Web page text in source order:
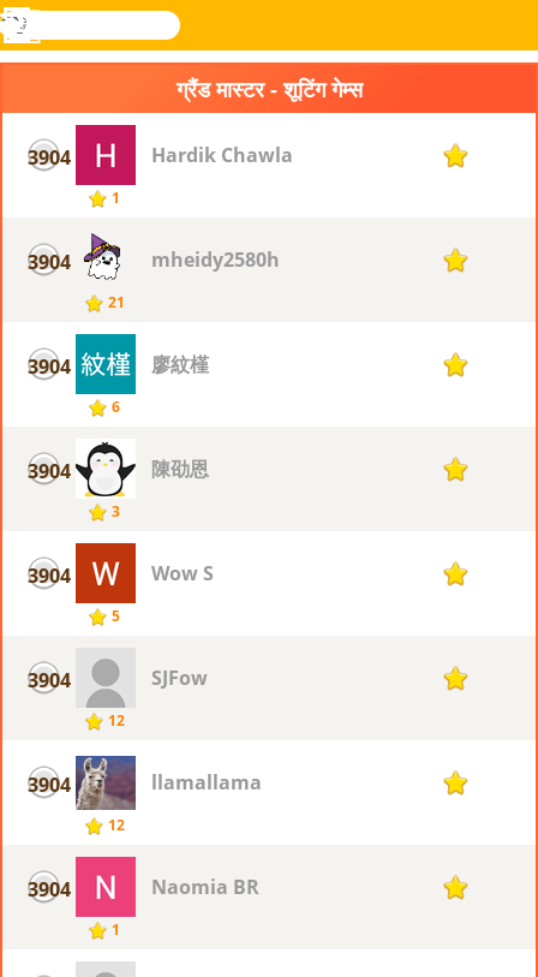
Novel
खोजे
लॉग
मेनू
ग्रैंड मास्टर - शूटिंग गेम्स
3904
1
Hardik Chawla 1
3904
21
mheidy2580h 1
3904
6
廖紋槿 1
3904
3
陳劭恩 1
3904
5
Wow S 1
3904
12
SJFow 1
3904
12
llamallama 1
3904
1
Naomia BR 1